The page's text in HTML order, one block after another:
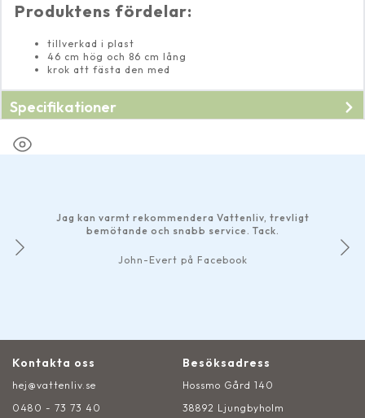
Produktens fördelar:
tillverkad i plast
46 cm hög och 86 cm lång
krok att fästa den med
Specifikationer
Jag kan varmt rekommendera Vattenliv, trevligt
bemötande och snabb service. Tack.
John-Evert på Facebook
Kontakta oss
hej@vattenliv.se
0480 - 73 73 40
Besöksadress
Hossmo Gård 140
38892 Ljungbyholm